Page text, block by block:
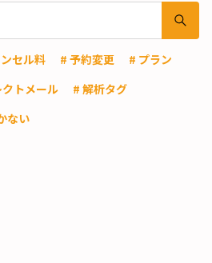
セル料 # 予約変更
# プラン
トメール
# 解析タグ
ない